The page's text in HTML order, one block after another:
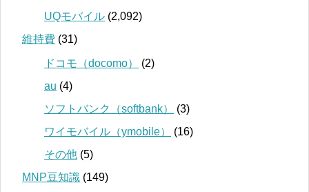
UQモバイル (2,092)
維持費 (31)
ドコモ（docomo）
(2)
au (4)
ソフトバンク（softbank）
(3)
ワイモバイル（ymobile）
(16)
その他 (5)
MNP豆知識 (149)